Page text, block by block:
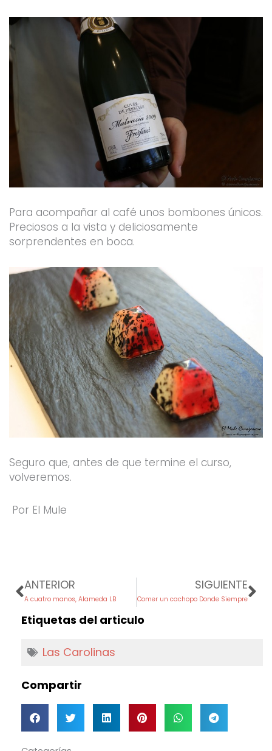
Para acompañar al café unos bombones únicos.
Preciosos a la vista y deliciosamente
sorprendentes en boca.
Seguro que, antes de que termine el curso,
volveremos.
Por El Mule
Prev
ANTERIOR
A cuatro manos, Alameda LB
SIGUIENTE
Comer un cachopo Donde Siempre
Etiquetas del articulo
Las Carolinas
Compartir